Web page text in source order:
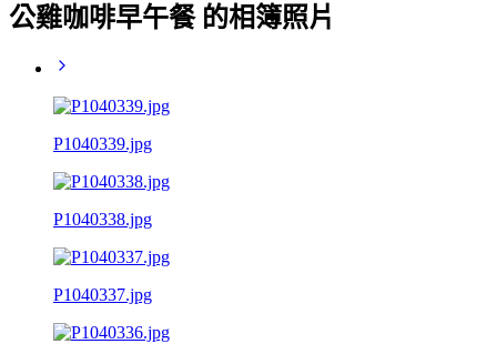
公雞咖啡早午餐 的相簿照片
P1040339.jpg
P1040338.jpg
P1040337.jpg